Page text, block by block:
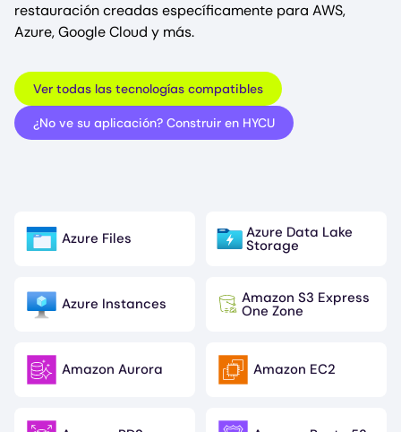
restauración creadas específicamente para AWS,
Azure, Google Cloud y más.
Ver todas las tecnologías compatibles
¿No ve su aplicación? Construir en HYCU
ImageAzure Files Image
Azure Data Lake
Storage
ImageAzure Instances Image
Amazon S3 Express
One Zone
ImageAmazon Aurora ImageAmazon EC2